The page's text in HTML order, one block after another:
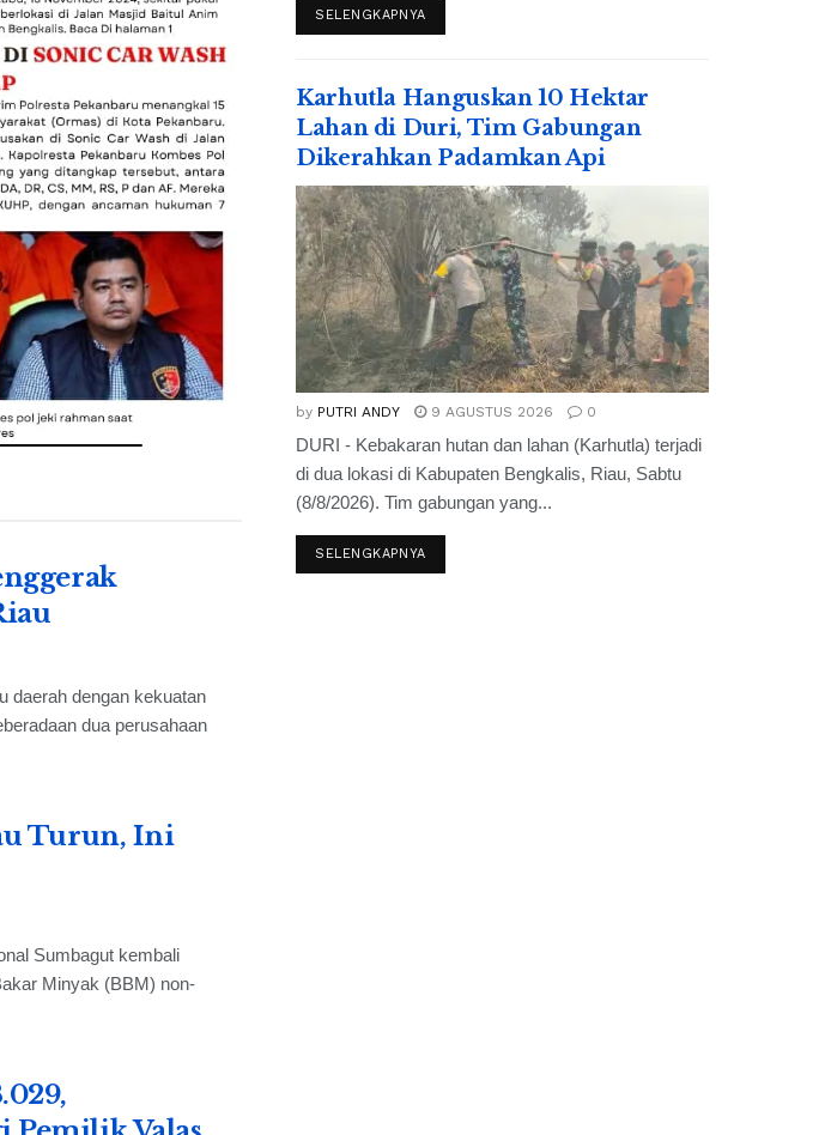
daerah dengan kekuatan
dua perusahaan
Turun, Ini
Sumbagut kembali
Minyak (BBM) non-
SELENGKAPNYA
Karhutla Hanguskan 10 Hektar
Lahan di Duri, Tim Gabungan
Dikerahkan Padamkan Api
by PUTRI ANDY 9 AGUSTUS 2026 0
DURI - Kebakaran hutan dan lahan (Karhutla) terjadi
di dua lokasi di Kabupaten Bengkalis, Riau, Sabtu
(8/8/2026). Tim gabungan yang...
SELENGKAPNYA